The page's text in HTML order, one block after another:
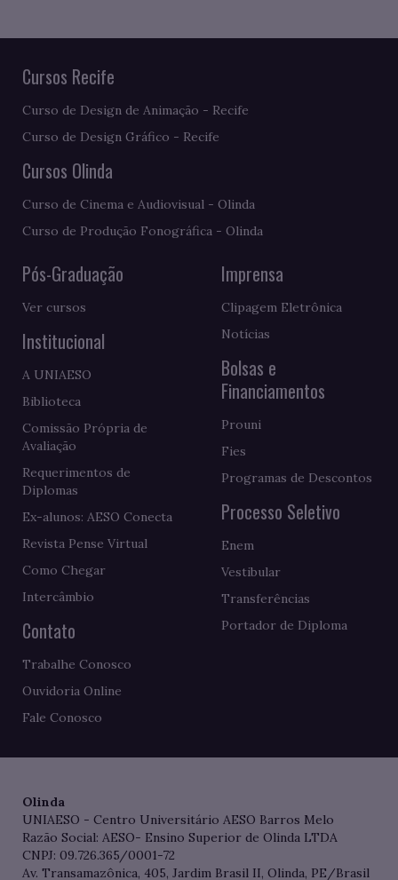
Cursos Recife
Curso de Design de Animação - Recife
Curso de Design Gráfico - Recife
Cursos Olinda
Curso de Cinema e Audiovisual - Olinda
Curso de Produção Fonográfica - Olinda
Pós-Graduação
Ver cursos
Institucional
A UNIAESO
Biblioteca
Comissão Própria de
Avaliação
Requerimentos de
Diplomas
Ex-alunos: AESO Conecta
Revista Pense Virtual
Como Chegar
Intercâmbio
Contato
Trabalhe Conosco
Ouvidoria Online
Fale Conosco
Imprensa
Clipagem Eletrônica
Notícias
Bolsas e
Financiamentos
Prouni
Fies
Programas de Descontos
Processo Seletivo
Enem
Vestibular
Transferências
Portador de Diploma
Olinda
UNIAESO - Centro Universitário AESO Barros Melo
Razão Social: AESO- Ensino Superior de Olinda LTDA
CNPJ: 09.726.365/0001-72
Av. Transamazônica, 405, Jardim Brasil II, Olinda, PE/Brasil